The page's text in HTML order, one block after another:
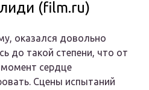
(film.ru)
оказался довольно
до такой степени, что от
сердце
Сцены испытаний